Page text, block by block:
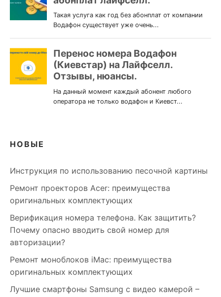
НОВЫЕ
Инструкция по использованию песочной картины
Ремонт проекторов Acer: преимущества
оригинальных комплектующих
Верификация номера телефона. Как защитить?
Почему опасно вводить свой номер для
авторизации?
Ремонт моноблоков iMac: преимущества
оригинальных комплектующих
Лучшие смартфоны Samsung c видео камерой –